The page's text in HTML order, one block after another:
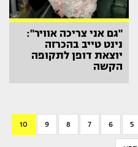
"גם אני צריכה אוויר":
נינט טייב בהכרזה
יוצאת דופן לתקופה
הקשה
5
6
7
8
9
10